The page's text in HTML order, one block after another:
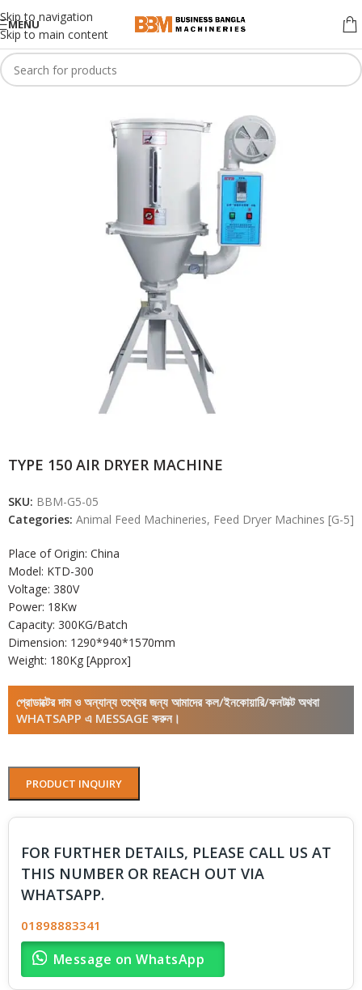
Skip to navigation
Skip to main content
MENU
TYPE 150 AIR DRYER MACHINE
SKU: BBM-G5-05
Categories: Animal Feed Machineries, Feed Dryer Machines [G-5]
Place of Origin: China
Model: KTD-300
Voltage: 380V
Power: 18Kw
Capacity: 300KG/Batch
Dimension: 1290*940*1570mm
Weight: 180Kg [Approx]
প্রোডাক্টের দাম ও অন্যান্য তথ্যের জন্য আমাদের কল/ইনকোয়ারি/কনটাক্ট অথবা
WHATSAPP এ MESSAGE করুন।
PRODUCT INQUIRY
FOR FURTHER DETAILS, PLEASE CALL US AT
THIS NUMBER OR REACH OUT VIA
WHATSAPP.
01898883341
Message on WhatsApp